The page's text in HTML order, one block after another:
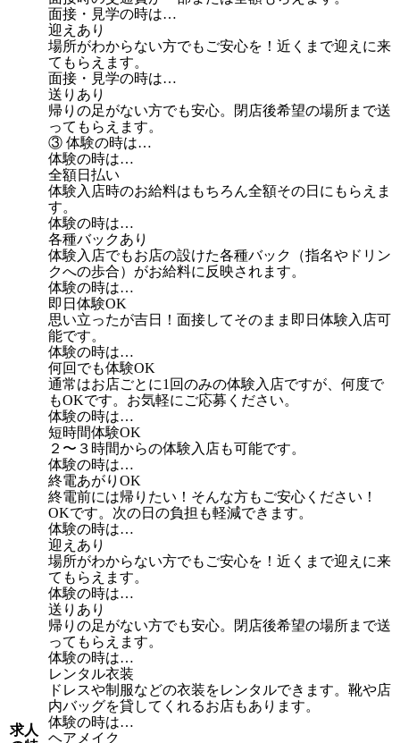
求人
面接・見学の時は…
迎えあり
場所がわからない方でもご安心を！近くまで迎えに来
てもらえます。
面接・見学の時は…
送りあり
帰りの足がない方でも安心。閉店後希望の場所まで送
ってもらえます。
③ 体験の時は…
体験の時は…
全額日払い
体験入店時のお給料はもちろん全額その日にもらえま
す。
体験の時は…
各種バックあり
体験入店でもお店の設けた各種バック（指名やドリン
クへの歩合）がお給料に反映されます。
体験の時は…
即日体験OK
思い立ったが吉日！面接してそのまま即日体験入店可
能です。
体験の時は…
何回でも体験OK
通常はお店ごとに1回のみの体験入店ですが、何度で
もOKです。お気軽にご応募ください。
体験の時は…
短時間体験OK
２〜３時間からの体験入店も可能です。
体験の時は…
終電あがりOK
終電前には帰りたい！そんな方もご安心ください！
OKです。次の日の負担も軽減できます。
体験の時は…
迎えあり
場所がわからない方でもご安心を！近くまで迎えに来
てもらえます。
体験の時は…
送りあり
帰りの足がない方でも安心。閉店後希望の場所まで送
ってもらえます。
体験の時は…
レンタル衣装
ドレスや制服などの衣装をレンタルできます。靴や店
内バッグを貸してくれるお店もあります。
体験の時は…
ヘアメイク